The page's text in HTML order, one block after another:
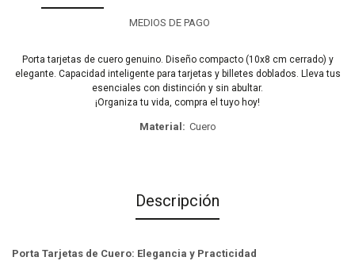
MEDIOS DE PAGO
Porta tarjetas de cuero genuino. Diseño compacto (10x8 cm cerrado) y
elegante. Capacidad inteligente para tarjetas y billetes doblados. Lleva tus
esenciales con distinción y sin abultar.
¡Organiza tu vida, compra el tuyo hoy!
Material Cuero
Descripción
Porta Tarjetas de Cuero: Elegancia y Practicidad